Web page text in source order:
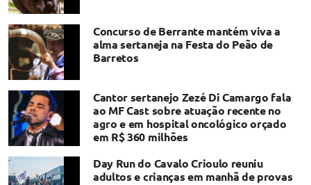
Concurso de Berrante mantém viva a
alma sertaneja na Festa do Peão de
Barretos
Cantor sertanejo Zezé Di Camargo fala
ao MF Cast sobre atuação recente no
agro e em hospital oncológico orçado
em R$ 360 milhões
Day Run do Cavalo Crioulo reuniu
adultos e crianças em manhã de provas